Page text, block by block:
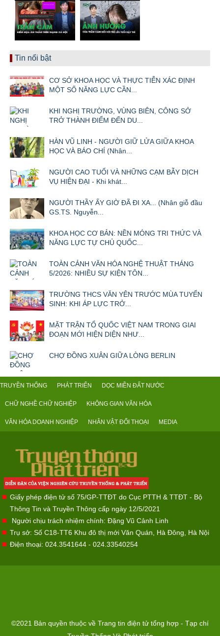
Tin nổi bật
CƠ SỞ KHOA HỌC VÀ THỰC TIỄN XÁC ĐỊNH
MỘT SỐ NĂNG LỰC CẦN...
KHI NGHỊ TRƯỜNG, VÙNG BIÊN, CÔNG SỞ
TRỞ THÀNH ĐIỂM ĐẾN DU...
HÀN VŨ LINH - NGƯỜI GIỮ LỬA GIỮA KHOA
HỌC VÀ BÁO CHÍ (Nhân...
NGƯỜI CAO TUỔI VÀ NHỮNG CẠM BẪY DỊCH
VỤ HIỆN ĐẠI - Khi khát...
NGƯỜI THẦY ẤY GIỜ ĐÃ ĐI XA... (Nhân giỗ đầu
GS.TS. Nguyễn...
KHOA HỌC CƠ BẢN: NỀN MÓNG TRI THỨC VÀ
NĂNG LỰC TỰ CHỦ QUỐC...
TOÀN CẢNH VĂN HÓA NGHỆ THUẬT THÁNG
5/2026: NHIỀU SỰ KIỆN TÔN...
TRƯỜNG THCS VĂN YÊN TRƯỚC MÙA TUYỂN
SINH: KHI ÁP LỰC TRỞ...
MẶT TRẬN TỔ QUỐC VIỆT NAM TRONG GIAI
ĐOẠN MỚI HIỆN DIỆN NHƯ...
CHỢ ĐỒNG XUÂN GIỮA LÒNG BERLIN
TRUYỀN THỐNG PHÁT TRIỂN DỌC MIỀN ĐẤT NƯỚC
CHỮ NGHỀ CHỮ NGHIỆP KHÔNG GIAN VĂN HÓA
VĂN HÓA DOANH NGHIỆP NHÂN VẬT ĐỐI THOẠI MEDIA
Giấy phép điện tử số 75/GP-TTĐT do Cục PTTH & TTĐT - Bộ
Thông Tin và Truyền Thông cấp ngày 12/5/2021
Người chịu trách nhiệm chính: Đặng Vũ Cảnh Linh
Trụ sở: Số C18-TT6 Khu đô thị mới Văn Quán, Hà Đông, Hà Nội
Điện thoại: 024.3541644 - 024.33540254
©2021 Bản quyền thuộc về Trang tin điện tử tổng hợp - Tạp chí